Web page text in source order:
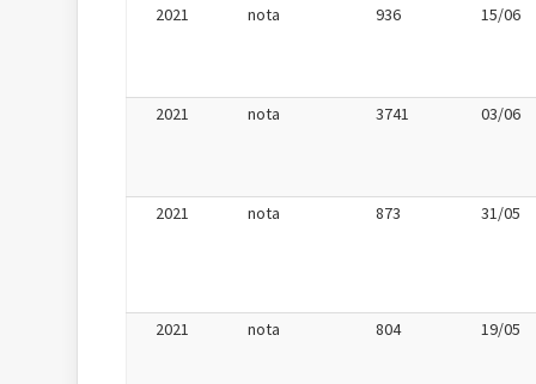
2021 nota 936 15/06
2021 nota 3741 03/06
2021 nota 873 31/05
2021 nota 804 19/05